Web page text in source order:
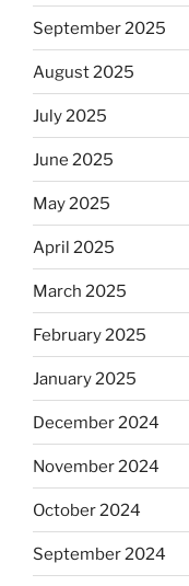
September 2025
August 2025
July 2025
June 2025
May 2025
April 2025
March 2025
February 2025
January 2025
December 2024
November 2024
October 2024
September 2024